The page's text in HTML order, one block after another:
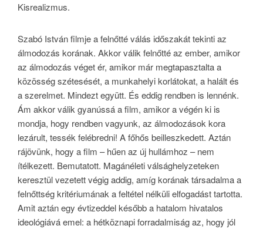
Kisrealizmus.
Szabó István filmje a felnőtté válás időszakát tekinti az
álmodozás korának. Akkor válik felnőtté az ember, amikor
az álmodozás véget ér, amikor már megtapasztalta a
közösség szétesését, a munkahelyi korlátokat, a halált és
a szerelmet. Mindezt együtt. És eddig rendben is lennénk.
Ám akkor válik gyanússá a film, amikor a végén ki is
mondja, hogy rendben vagyunk, az álmodozások kora
lezárult, tessék felébredni! A főhős beilleszkedett. Aztán
rájövünk, hogy a film – hűen az új hullámhoz – nem
ítélkezett. Bemutatott. Magánéleti válsághelyzeteken
keresztül vezetett végig addig, amíg korának társadalma a
felnőttség kritériumának a feltétel nélküli elfogadást tartotta.
Amit aztán egy évtizeddel később a hatalom hivatalos
ideológiává emel: a hétköznapi forradalmiság az, hogy jól